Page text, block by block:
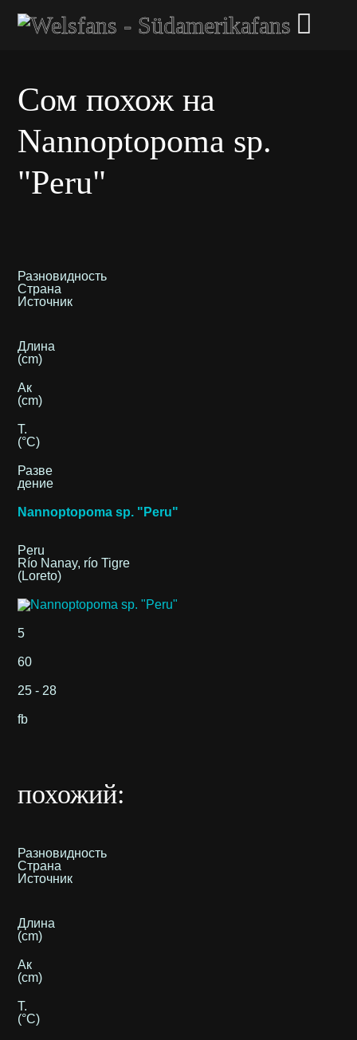
Сом похож на
Nannoptopoma sp.
"Peru"
Разновидность
Страна
Источник
Длина
(cm)
Ак
(cm)
T.
(°C)
Разве
дение
Nannoptopoma sp. "Peru"
Peru
Río Nanay, río Tigre
(Loreto)
5
60
25 - 28
fb
похожий:
Разновидность
Страна
Источник
Длина
(cm)
Ак
(cm)
T.
(°C)